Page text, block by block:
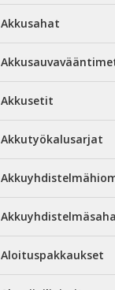
Akkusahat
Akkusetit
Akkutyökalusarjat
Aloituspakkaukset